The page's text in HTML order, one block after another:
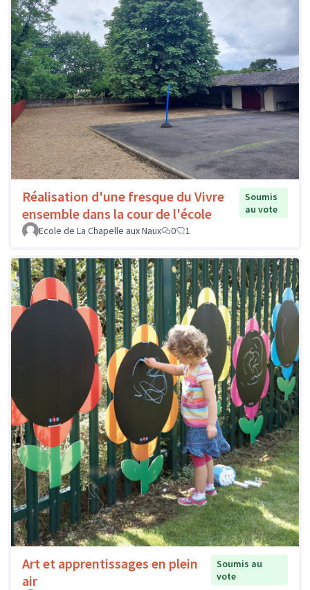
Réalisation d'une fresque du Vivre
ensemble dans la cour de l'école
Soumis
au vote
Ecole de La Chapelle aux Naux
0 1
Art et apprentissages en plein
air
Soumis au
vote